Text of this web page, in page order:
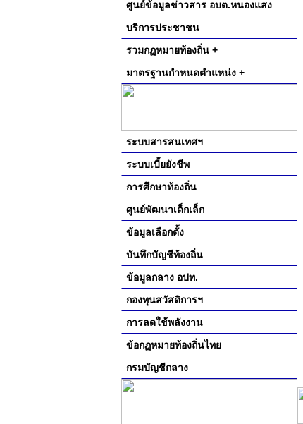
ศูนย์ข้อมูลข่าวสาร อบต.หนองแสง
บริการประชาชน
รวมกฏหมายท้องถิ่น +
มาตรฐานกำหนดตำแหน่ง +
ระบบสารสนเทศฯ
ระบบเบี้ยยังชีพ
การศึกษาท้องถิ่น
ศูนย์พัฒนาเด็กเล็ก
ข้อมูลเลือกตั้ง
บันทึกบัญชีท้องถิ่น
ข้อมูลกลาง อปท.
กองทุนสวัสดิการฯ
การลดใช้พลังงาน
ข้อกฏหมายท้องถิ่นไทย
กรมบัญชีกลาง